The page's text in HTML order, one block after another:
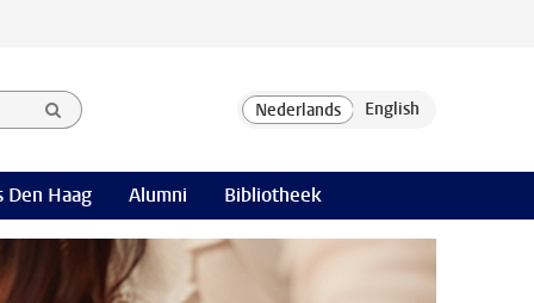
Den Haag Alumni Bibliotheek